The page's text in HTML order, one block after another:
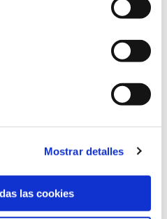
Mostrar detalles
las cookies
DE RECUPERACIÓN Y RESILENCIA